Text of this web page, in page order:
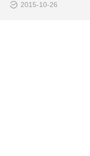
2015-10-26